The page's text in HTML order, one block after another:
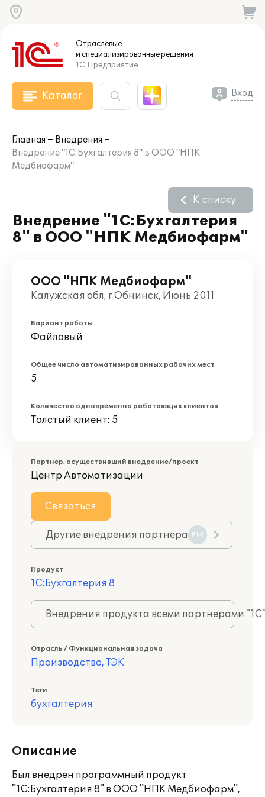
Отраслевые
и специализированныерешения
1С:Предприятие
Каталог Вход
Главная
Внедрения
Внедрение "1С:Бухгалтерия 8" в ООО "НПК
Медбиофарм"
Внедрение "1С:Бухгалтерия
8" в ООО "НПК Медбиофарм"
К списку
ООО "НПК Медбиофарм"
Калужская обл, г Обнинск, Июнь 2011
Вариант работы
Файловый
Общее число автоматизированных рабочих мест
5
Количество одновременно работающих клиентов
Толстый клиент: 5
Партнер, осуществивший внедрение/проект
Центр Автоматизации
Связаться
Другие внедрения партнера 914
Продукт
1С:Бухгалтерия 8
Внедрения продукта всеми партнерами
Отрасль / Функциональная задача
Производство, ТЭК
Теги
бухгалтерия
Описание
Был внедрен программный продукт
"1С:Бухгалтерия 8" в ООО "НПК Медбиофарм",